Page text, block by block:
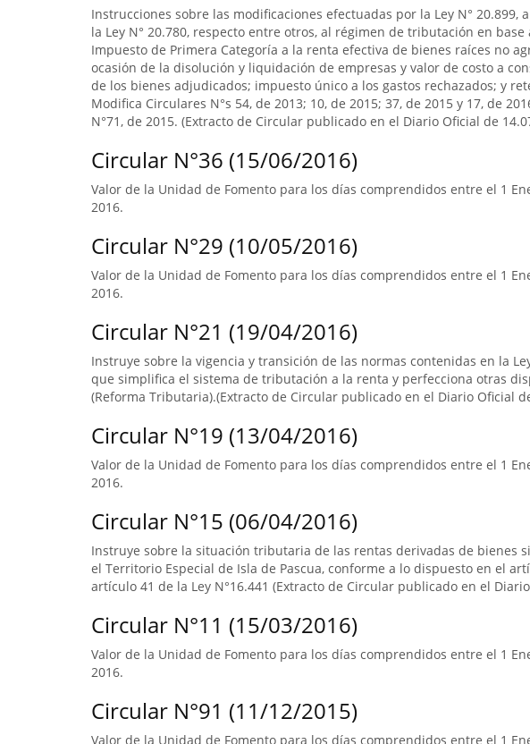
Instrucciones sobre las modificaciones efectuadas por la Ley N° 20.899,
la Ley N° 20.780, respecto entre otros, al régimen de tributación en
Impuesto de Primera Categoría a la renta efectiva de bienes raíces no
ocasión de la disolución y liquidación de empresas y valor de costo a
de los bienes adjudicados; impuesto único a los gastos rechazados; y
Modifica Circulares N°s 54, de 2013; 10, de 2015; 37, de 2015 y 17, de
N°71, de 2015. (Extracto de Circular publicado en el Diario Oficial de
Circular N°36 (15/06/2016)
Valor de la Unidad de Fomento para los días comprendidos entre el 1
2016.
Circular N°29 (10/05/2016)
Valor de la Unidad de Fomento para los días comprendidos entre el 1
2016.
Circular N°21 (19/04/2016)
Instruye sobre la vigencia y transición de las normas contenidas en la
que simplifica el sistema de tributación a la renta y perfecciona otras
(Reforma Tributaria).(Extracto de Circular publicado en el Diario Oficial
Circular N°19 (13/04/2016)
Valor de la Unidad de Fomento para los días comprendidos entre el 1
2016.
Circular N°15 (06/04/2016)
Instruye sobre la situación tributaria de las rentas derivadas de bienes
el Territorio Especial de Isla de Pascua, conforme a lo dispuesto en el
artículo 41 de la Ley N°16.441 (Extracto de Circular publicado en el
Circular N°11 (15/03/2016)
Valor de la Unidad de Fomento para los días comprendidos entre el 1
2016.
Circular N°91 (11/12/2015)
Valor de la Unidad de Fomento para los días comprendidos entre el 1